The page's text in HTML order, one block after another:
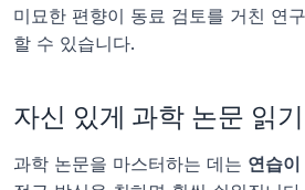
미묘한 편향이 동료 검토를 거친 연
할 수 있습니다.
자신 있게 과학 논문 읽기
과학 논문을 마스터하는 데는 연습